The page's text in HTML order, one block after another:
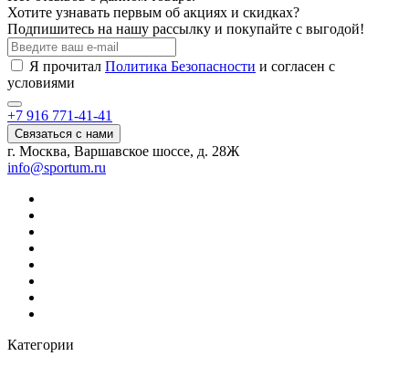
Хотите узнавать первым об акциях и скидках?
Подпишитесь на нашу рассылку и покупайте с выгодой!
Я прочитал Политика Безопасности и согласен с
условиями
+7 916 771-41-41
Связаться с нами
г. Москва, Варшавское шоссе, д. 28Ж
info@sportum.ru
Категории